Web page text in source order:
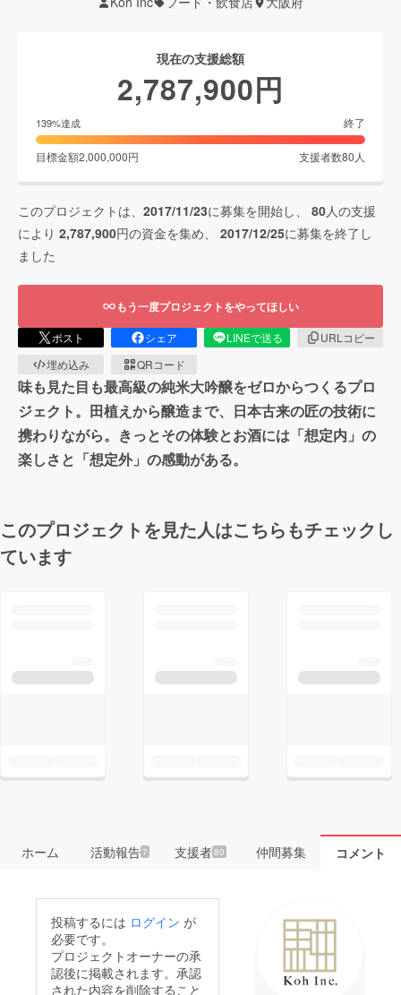
現在の支援総額
2,787,900円
139%達成 終了
目標金額2,000,000円 支援者数80 人
このプロジェクトは、 2017/11/23に募集を開始し、 80人の支援
により 2,787,900円の資金を集め、 2017/12/25に募集を終了し
ました
もう一度プロジェクトをやってほしい
ポスト シェア LINEで送る
URLコピー
埋め込み
QRコード
味も見た目も最高級の純米大吟醸をゼロからつくるプロ
ジェクト。田植えから醸造まで、日本古来の匠の技術に
携わりながら。きっとその体験とお酒には「想定内」の
楽しさと「想定外」の感動がある。
このプロジェクトを見た人はこちらもチェックし
ています
ホーム 活動報告7 支援者80 仲間募集 コメント
投稿するには ログイン が
必要です。
プロジェクトオーナーの承
認後に掲載されます。承認
された内容を削除すること